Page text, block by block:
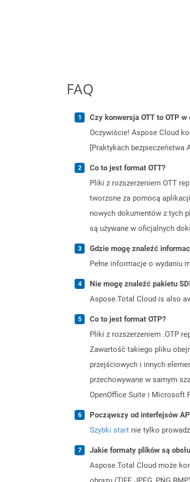
FAQ
Czy konwersja OTT to OTP
Oczywiście! Aspose Cloud
[Praktykach
Co to jest format OTT?
Pliki z rozszerzeniem OTT
tworzone za pomocą
nowych dokumentów z tych
są używane w oficjalnych
Gdzie mogę znaleźć
Pełne informacje o wydaniu
Nie mogę znaleźć pakietu
Aspose.Total Cloud is also
Co to jest format OTP?
Pliki z rozszerzeniem .OTP
Zawartość takiego pliku
przejściowych i innych
przechowywane w samym
OpenOffice Suite i Microsoft
Począwszy od interfejsów
Szybki start nie tylko
Jakie formaty plików są
Aspose.Total Cloud może